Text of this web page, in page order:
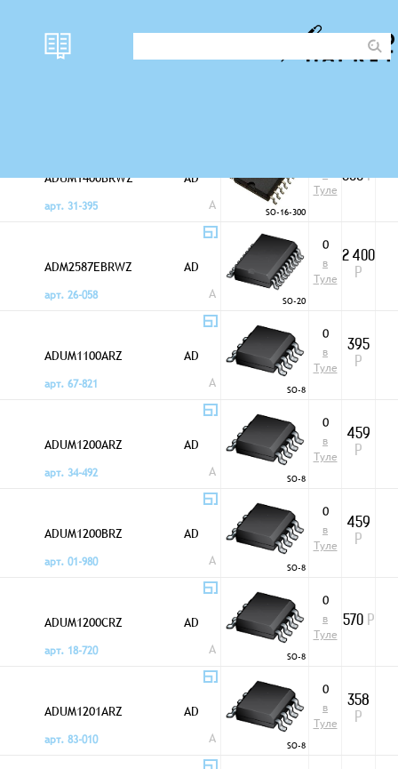
ADUM1400BRWZ
AD
арт. 31-395
A SO-16-300
в
Туле
500Р
ADM2587EBRWZ
AD
арт. 26-058
A SO-20
0
в
Туле
2 400
Р
ADUM1100ARZ
AD
арт. 67-821
A SO-8
0
в
Туле
395
Р
ADUM1200ARZ
AD
арт. 34-492
A SO-8
0
в
Туле
459
Р
ADUM1200BRZ
AD
арт. 01-980
A SO-8
0
в
Туле
459
Р
ADUM1200CRZ
AD
арт. 18-720
A SO-8
0
в
Туле
570 Р
ADUM1201ARZ
AD
арт. 83-010
A SO-8
0
в
Туле
358
Р